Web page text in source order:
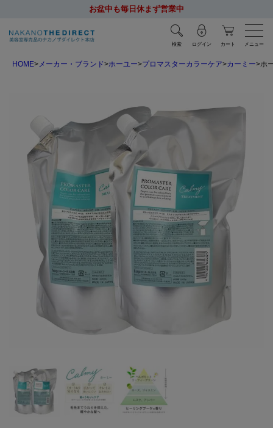
お盆中も毎日休まず営業中
検索 ログイン カート メニュー
HOME メーカー・ブランド ホーユー プロマスターカラーケア カーミー ホ